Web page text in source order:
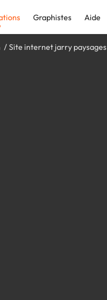
Graphistes Aide
Site internet jarry paysages